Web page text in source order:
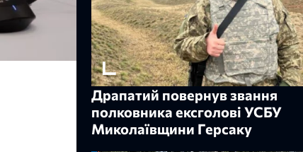
Драпатий повернув звання
полковника ексголові УСБУ
Миколаївщини Герсаку